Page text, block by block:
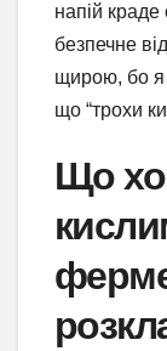
напій краде
безпечне
щирою, бо я
що “трохи
Що